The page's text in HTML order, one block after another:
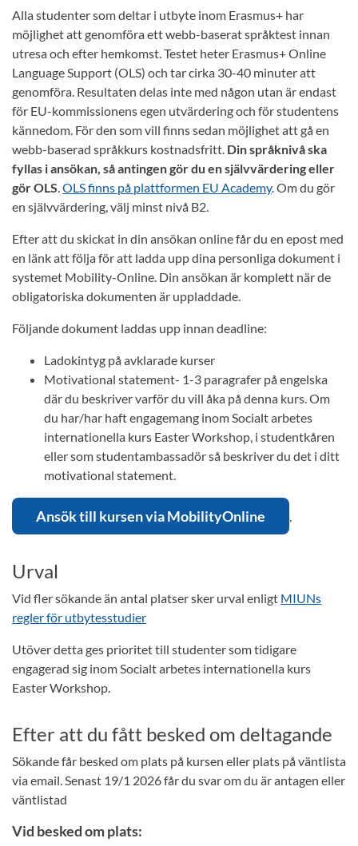
Alla studenter som deltar i utbyte inom Erasmus+ har
möjlighet att genomföra ett webb-baserat språktest innan
utresa och efter hemkomst. Testet heter Erasmus+ Online
Language Support (OLS) och tar cirka 30-40 minuter att
genomföra. Resultaten delas inte med någon utan är endast
för EU-kommissionens egen utvärdering och för studentens
kännedom. För den som vill finns sedan möjlighet att gå en
webb-baserad språkkurs kostnadsfritt. Din språknivå ska
fyllas i ansökan, så antingen gör du en självvärdering eller
gör OLS.OLS finns på plattformen EU Academy. Om du gör
en självvärdering, välj minst nivå B2.
Efter att du skickat in din ansökan online får du en epost med
en länk att följa för att ladda upp dina personliga dokument i
systemet Mobility-Online. Din ansökan är komplett när de
obligatoriska dokumenten är uppladdade.
Följande dokument laddas upp innan deadline:
Ladokintyg på avklarade kurser
Motivational statement- 1-3 paragrafer på engelska
där du beskriver varför du vill åka på denna kurs. Om
du har/har haft engagemang inom Socialt arbetes
internationella kurs Easter Workshop, i studentkåren
eller som studentambassadör så beskriver du det i ditt
motivational statement.
Ansök till kursen via MobilityOnline .
Urval
Vid fler sökande än antal platser sker urval enligt MIUNs
regler för utbytesstudier
Utöver detta ges prioritet till studenter som tidigare
engagerad sig inom Socialt arbetes internationella kurs
Easter Workshop.
Efter att du fått besked om deltagande
Sökande får besked om plats på kursen eller plats på väntlista
via email. Senast 19/1 2026 får du svar om du är antagen eller
väntlistad
Vid besked om plats: